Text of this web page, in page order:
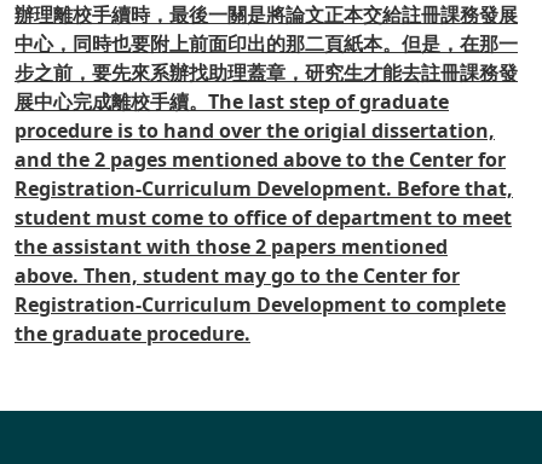
辦理離校手續時，最後一關是將論文正本交給註冊課務發展
中心，同時也要附上前面印出的那二頁紙本。但是，在那一
步之前，要先來系辦找助理蓋章，研究生才能去註冊課務發
展中心完成離校手續。The last step of graduate
procedure is to hand over the origial dissertation,
and the 2 pages mentioned above to the Center for
Registration-Curriculum Development. Before that,
student must come to office of department to meet
the assistant with those 2 papers mentioned
above. Then, student may go to the Center for
Registration-Curriculum Development to complete
the graduate procedure.